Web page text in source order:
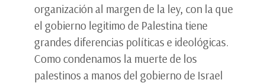
organización al margen de la ley, con la que
el gobierno legitimo de Palestina tiene
grandes diferencias políticas e ideológicas.
Como condenamos la muerte de los
palestinos a manos del gobierno de Israel